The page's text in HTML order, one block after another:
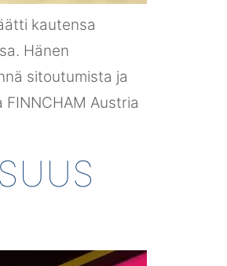
kautensa
Hänen
sitoutumista ja
Austria